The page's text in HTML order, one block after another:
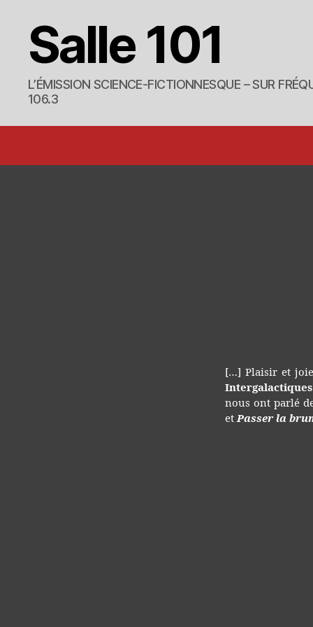
Salle 101
L’ÉMISSION SCIENCE-FICTIONNESQUE – SUR
106.3
[…] Plaisir et
nous ont parlé
etPasser la